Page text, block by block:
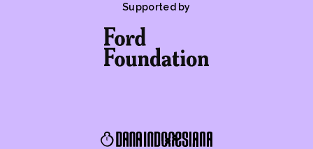
Supported by